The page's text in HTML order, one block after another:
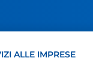
ALLE IMPRESE